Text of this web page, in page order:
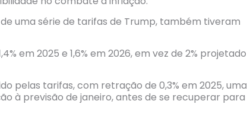
de uma série de tarifas de Trump, também tiveram
em 2025 e 1,6% em 2026, em vez de 2% projetado
pelas tarifas, com retração de 0,3% em 2025, uma
à previsão de janeiro, antes de se recuperar para